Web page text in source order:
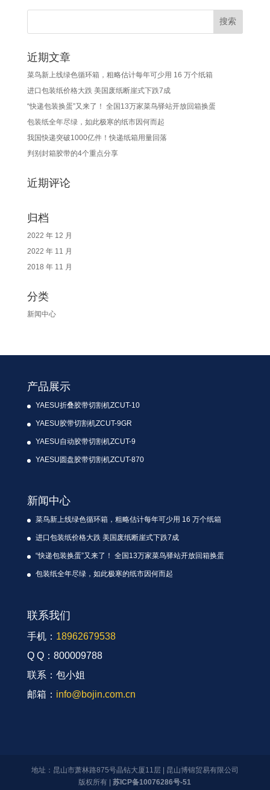
近期文章
菜鸟新上线绿色循环箱，粗略估计每年可少用 16 万个纸箱
进口包装纸价格大跌 美国废纸断崖式下跌7成
“快递包装换蛋”又来了！ 全国13万家菜鸟驿站开放回箱换蛋
包装纸全年尽绿，如此极寒的纸市因何而起
我国快递突破1000亿件！快递纸箱用量回落
判别封箱胶带的4个重点分享
近期评论
归档
2022 年 12 月
2022 年 11 月
2018 年 11 月
分类
新闻中心
产品展示
YAESU折叠胶带切割机ZCUT-10
YAESU胶带切割机ZCUT-9GR
YAESU自动胶带切割机ZCUT-9
YAESU圆盘胶带切割机ZCUT-870
新闻中心
菜鸟新上线绿色循环箱，粗略估计每年可少用 16 万个纸箱
进口包装纸价格大跌 美国废纸断崖式下跌7成
“快递包装换蛋”又来了！ 全国13万家菜鸟驿站开放回箱换蛋
包装纸全年尽绿，如此极寒的纸市因何而起
联系我们
手机： 18962679538
Q Q：800009788
联系：包小姐
邮箱： info@bojin.com.cn
地址：昆山市萧林路875号晶钻大厦11层 | 昆山博锦贸易有限公司
版权所有 |苏ICP备10076286号-51